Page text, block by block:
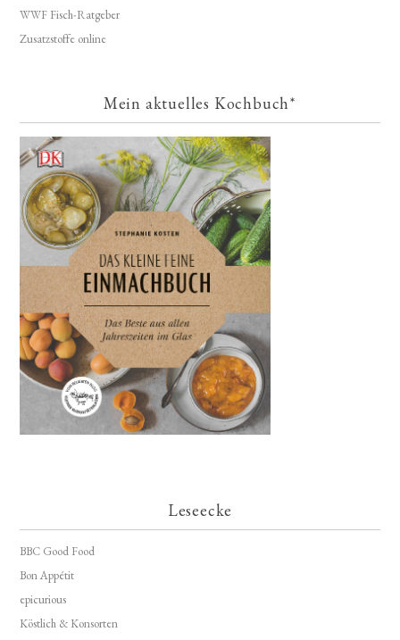
WWF Fisch-Ratgeber
Zusatzstoffe online
Mein aktuelles Kochbuch*
Leseecke
BBC Good Food
Bon Appétit
epicurious
Köstlich & Konsorten